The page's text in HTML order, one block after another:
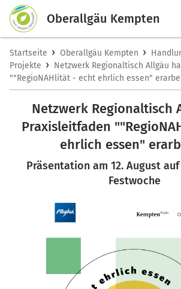
Oberallgäu Kempten
Startseite › Oberallgäu Kempten ›
Projekte › Netzwerk Regionaltisch Allgäu
""RegioNAHlität - echt ehrlich essen"
Netzwerk Regionaltisch
Praxisleitfaden
ehrlich essen"
Präsentation am 12. August
Festwoche